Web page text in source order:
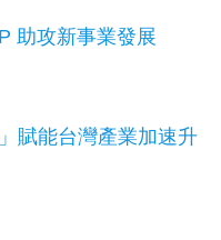
助攻新事業發展
賦能台灣產業加速升